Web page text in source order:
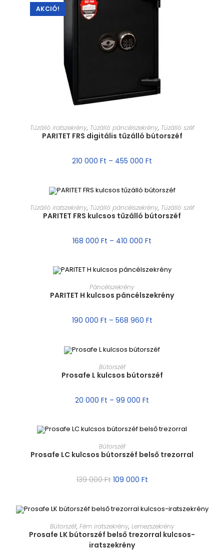
AKCIÓ!
MÉRET VÁLASZTÁSA
Tűzálló iratszekrény, Tűzálló páncélszekrény, Tűzálló széf
PARITET FRS digitális tűzálló bútorszéf
210 000 Ft – 455 000 Ft
MÉRET VÁLASZTÁSA
Tűzálló iratszekrény, Tűzálló páncélszekrény, Tűzálló széf
PARITET FRS kulcsos tűzálló bútorszéf
168 000 Ft – 410 000 Ft
MÉRET VÁLASZTÁSA
Páncélszekrény
PARITET H kulcsos páncélszekrény
190 000 Ft – 568 960 Ft
MÉRET VÁLASZTÁSA
Bútorszéf
Prosafe L kulcsos bútorszéf
20 000 Ft – 99 000 Ft
MÉRET VÁLASZTÁSA
Bútorszéf
Prosafe LC kulcsos bútorszéf belső trezorral
139 000Ft 109 000 Ft
MÉRET VÁLASZTÁSA
Bútorszéf, Fém iratszekrény, Lemezszekrény
Prosafe LK bútorszéf belső trezorral kulcsos-
iratszekrény